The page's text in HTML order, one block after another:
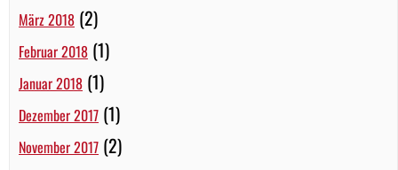
März 2018 (2)
Februar 2018 (1)
Januar 2018 (1)
Dezember 2017 (1)
November 2017 (2)